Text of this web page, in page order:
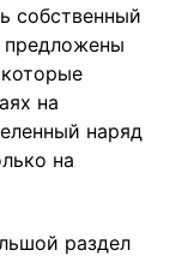
собственный
предложены
на
наряд
на
раздел